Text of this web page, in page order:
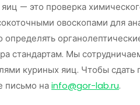
— это проверка
овоскопами для
определять
стандартам. Мы
куриных яиц. Чтобы
письмо наinfo@gor-lab.ru.